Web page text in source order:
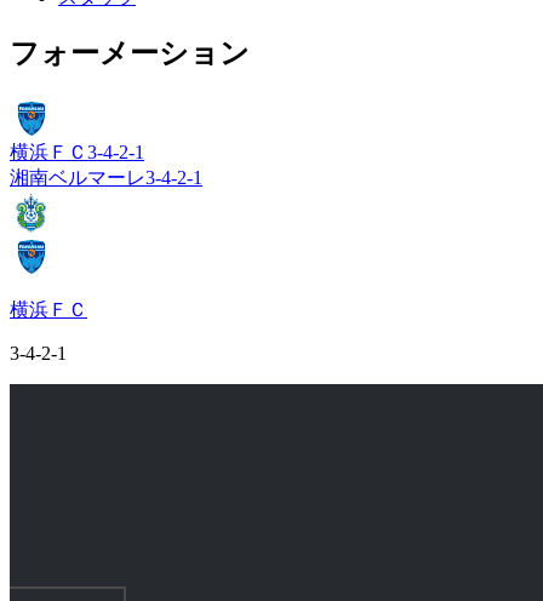
フォーメーション
横浜ＦＣ 3-4-2-1
湘南ベルマーレ3-4-2-1
横浜ＦＣ
3-4-2-1